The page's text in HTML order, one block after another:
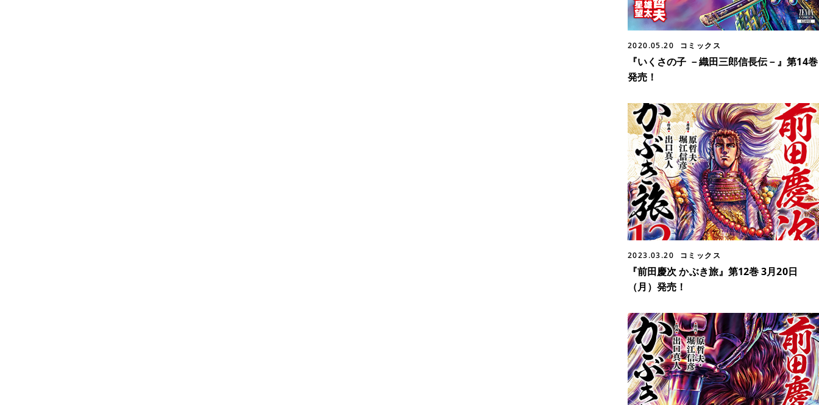
2020.05.20 コミックス
『いくさの子 －織田三郎信長伝－』第14巻
発売！
2023.03.20 コミックス
『前田慶次 かぶき旅』第12巻 3月20日
（月）発売！